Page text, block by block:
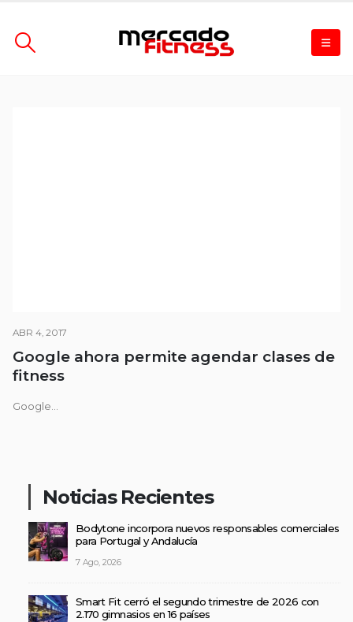
ABR 4, 2017
Google ahora permite agendar clases de
fitness
Google...
Noticias Recientes
Bodytone incorpora nuevos responsables comerciales
para Portugal y Andalucía
7 Ago, 2026
Smart Fit cerró el segundo trimestre de 2026 con
2.170 gimnasios en 16 países